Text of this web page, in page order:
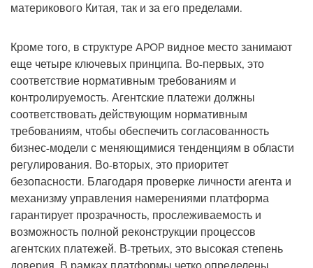
материкового Китая, так и за его пределами.
Кроме того, в структуре APOP видное место занимают
еще четыре ключевых принципа. Во-первых, это
соответствие нормативным требованиям и
контролируемость. Агентские платежи должны
соответствовать действующим нормативным
требованиям, чтобы обеспечить согласованность
бизнес-модели с меняющимися тенденциям в области
регулирования. Во-вторых, это приоритет
безопасности. Благодаря проверке личности агента и
механизму управления намерениями платформа
гарантирует прозрачность, прослеживаемость и
возможность полной реконструкции процессов
агентских платежей. В-третьих, это высокая степень